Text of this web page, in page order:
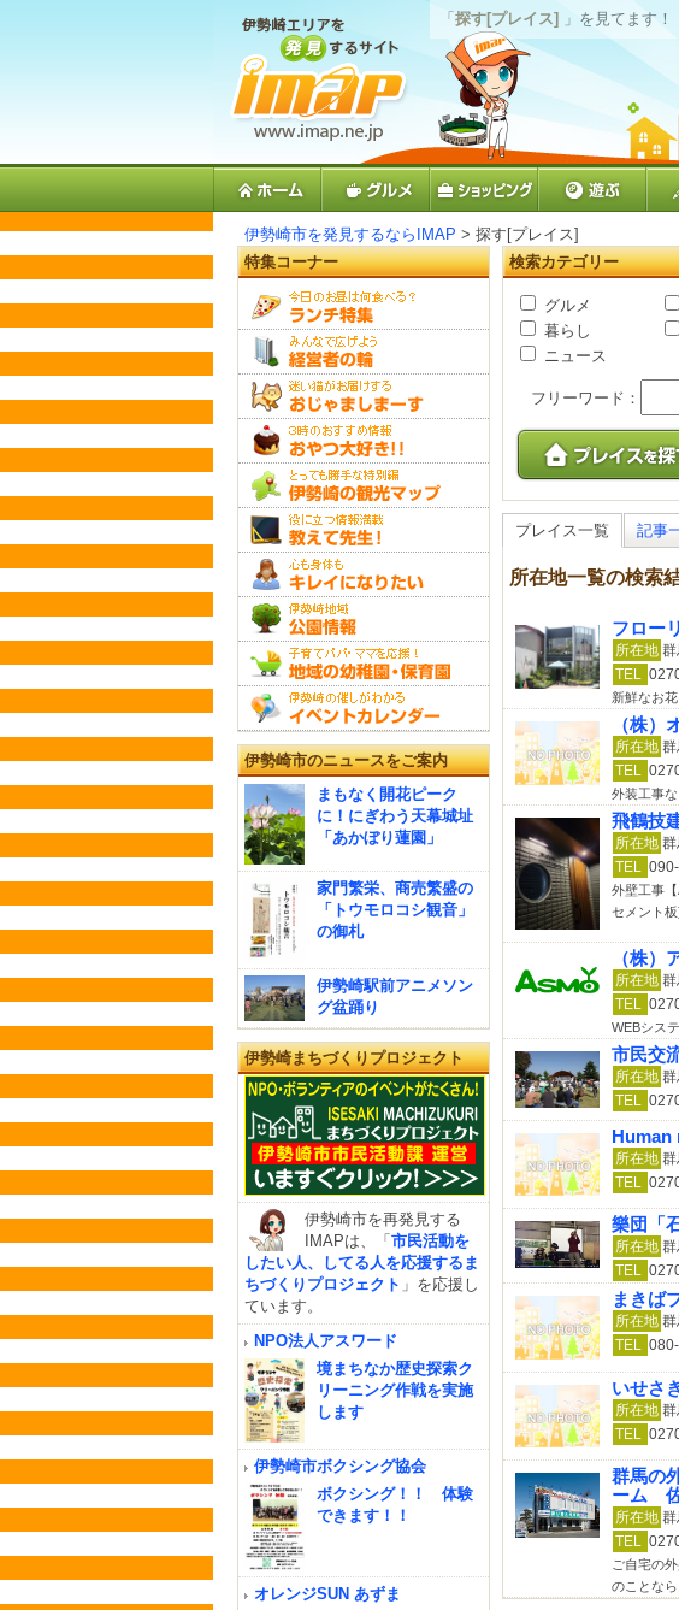
「探す[プレイス] 」を見てます！
伊勢崎市を発見するならIMAP > 探す[プレイス]
検索カテゴリー
グルメ
暮らし
ニュース
フリーワード：
プレイス一覧 記事
所在地一覧の検索
フロー
所在地
TEL
新鮮なお
（株）
所在地 群
TEL
外装工事
飛鶴技
所在地
TEL
外壁工事
セメント板
（株）
所在地
TEL
WEBシス
市民交
所在地
TEL
Human
所在地
TEL
樂団「
所在地
TEL
まきば
所在地
TEL
いせさ
所在地
TEL
群馬の
ーム
所在地
TEL
ご自宅の
のことなら
特集コーナー
伊勢崎市のニュースをご案内
まもなく開花ピーク
に！にぎわう天幕城址
「あかぼり蓮園」
家門繁栄、商売繁盛の
「トウモロコシ観音」
の御札
伊勢崎駅前アニメソン
グ盆踊り
伊勢崎まちづくりプロジェクト
伊勢崎市を再発見する
IMAPは、「市民活動を
したい人、してる人を応援するま
ちづくりプロジェクト 」を応援し
ています。
NPO法人アスワード
境まちなか歴史探索ク
リーニング作戦を実施
します
伊勢崎市ボクシング協会
ボクシング！！ 体験
できます！！
オレンジSUN あずま